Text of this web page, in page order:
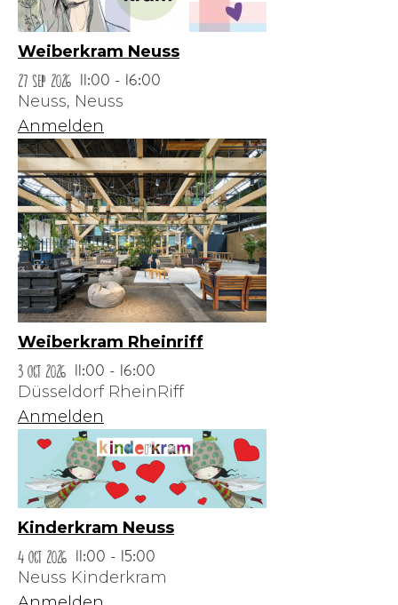
Weiberkram Neuss
27 Sep 2026
11:00 - 16:00
Neuss, Neuss
Anmelden
Weiberkram Rheinriff
3 Oct 2026
11:00 - 16:00
Düsseldorf RheinRiff
Anmelden
Kinderkram Neuss
4 Oct 2026
11:00 - 15:00
Neuss Kinderkram